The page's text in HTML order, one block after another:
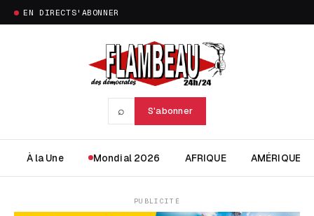
EN DIRECTS'ABONNER
⌕ S'abonner
À la Une Mondial 2026 AFRIQUE AMÉRIQUE
PUBLICITÉ